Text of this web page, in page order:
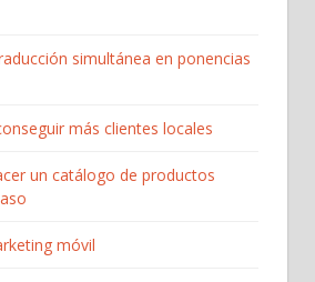
simultánea en ponencias
más clientes locales
un catálogo de productos
móvil